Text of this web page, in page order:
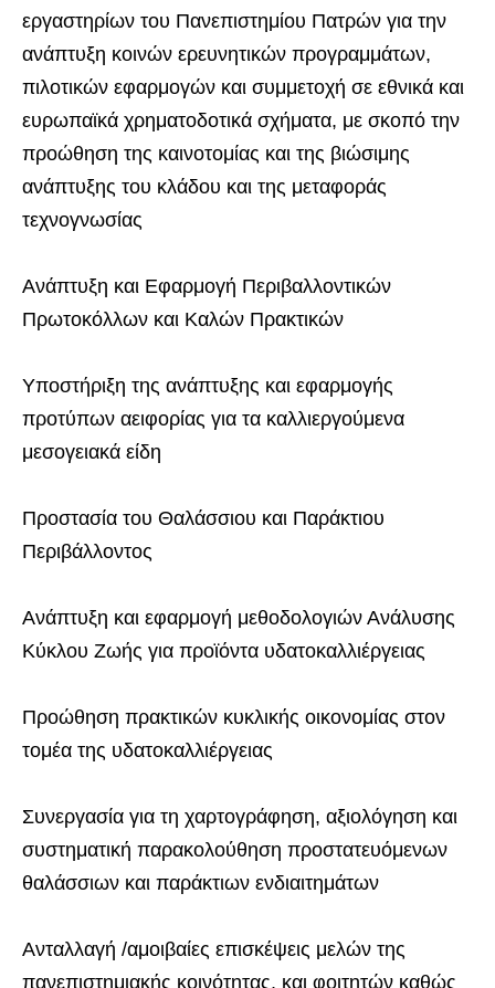
εργαστηρίων του Πανεπιστημίου Πατρών για την
ανάπτυξη κοινών ερευνητικών προγραμμάτων,
πιλοτικών εφαρμογών και συμμετοχή σε εθνικά και
ευρωπαϊκά χρηματοδοτικά σχήματα, με σκοπό την
προώθηση της καινοτομίας και της βιώσιμης
ανάπτυξης του κλάδου και της μεταφοράς
τεχνογνωσίας
Ανάπτυξη και Εφαρμογή Περιβαλλοντικών
Πρωτοκόλλων και Καλών Πρακτικών
Υποστήριξη της ανάπτυξης και εφαρμογής
προτύπων αειφορίας για τα καλλιεργούμενα
μεσογειακά είδη
Προστασία του Θαλάσσιου και Παράκτιου
Περιβάλλοντος
Ανάπτυξη και εφαρμογή μεθοδολογιών Ανάλυσης
Κύκλου Ζωής για προϊόντα υδατοκαλλιέργειας
Προώθηση πρακτικών κυκλικής οικονομίας στον
τομέα της υδατοκαλλιέργειας
Συνεργασία για τη χαρτογράφηση, αξιολόγηση και
συστηματική παρακολούθηση προστατευόμενων
θαλάσσιων και παράκτιων ενδιαιτημάτων
Ανταλλαγή /αμοιβαίες επισκέψεις μελών της
πανεπιστημιακής κοινότητας, και φοιτητών καθώς